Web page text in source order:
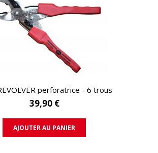
APERÇU RAPIDE
perforatrice - 6 trous
39,90 €
AJOUTER AU PANIER